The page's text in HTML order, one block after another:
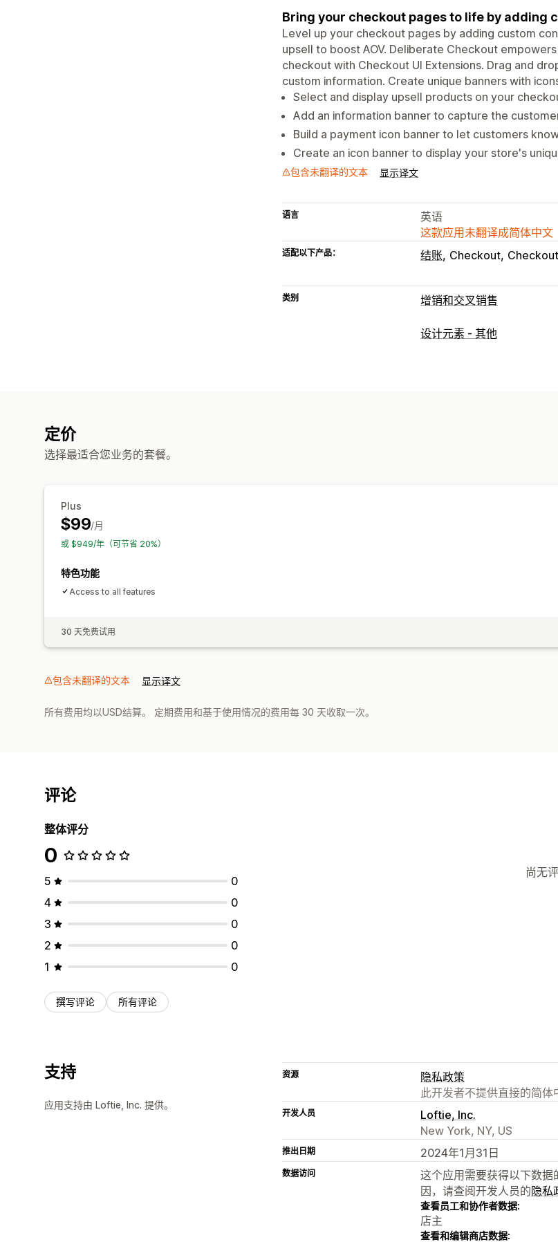
Bring your checkout pages to life by adding
Level up your checkout pages by adding custom
upsell to boost AOV. Deliberate Checkout
checkout with Checkout UI Extensions. Drag and
custom information. Create unique banners with
Select and display upsell products on your
Add an information banner to capture the
Build a payment icon banner to let customers
Create an icon banner to display your store's
包含未翻译的文本 显示译文
语言
英语
这款应用未翻译成简体中文
适配以下产品： 结账 Checkout
类别 增销和交叉销售
设计元素 - 其他
定价
选择最适合您业务的套餐。
Plus
$99/月
或 $949/年（可节省 20%）
特色功能
Access to all features
30 天免费试用
包含未翻译的文本 显示译文
所有费用均以USD结算。 定期费用和基于使用情况的费用每 30 天收取一次。
评论
整体评分
0
5
0
4
0
3
0
2
0
1
0
撰写评论 所有评论
尚无
支持
应用支持由 Loftie, Inc. 提供。
资源
隐私政策
此开发者不提供直接的简体
开发人员
Loftie, Inc.
New York, NY, US
推出日期 2024年1月31日
数据访问
这个应用需要获得以下数
因，请查阅开发人员的隐私
查看员工和协作者数据:
店主
查看和编辑商店数据: